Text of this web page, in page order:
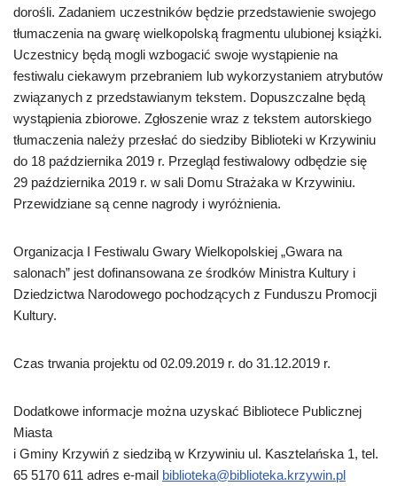
dorośli. Zadaniem uczestników będzie przedstawienie swojego
tłumaczenia na gwarę wielkopolską fragmentu ulubionej książki.
Uczestnicy będą mogli wzbogacić swoje wystąpienie na
festiwalu ciekawym przebraniem lub wykorzystaniem atrybutów
związanych z przedstawianym tekstem. Dopuszczalne będą
wystąpienia zbiorowe. Zgłoszenie wraz z tekstem autorskiego
tłumaczenia należy przesłać do siedziby Biblioteki w Krzywiniu
do 18 października 2019 r. Przegląd festiwalowy odbędzie się
29 października 2019 r. w sali Domu Strażaka w Krzywiniu.
Przewidziane są cenne nagrody i wyróżnienia.
Organizacja I Festiwalu Gwary Wielkopolskiej „Gwara na
salonach” jest dofinansowana ze środków Ministra Kultury i
Dziedzictwa Narodowego pochodzących z Funduszu Promocji
Kultury.
Czas trwania projektu od 02.09.2019 r. do 31.12.2019 r.
Dodatkowe informacje można uzyskać Bibliotece Publicznej
Miasta
i Gminy Krzywiń z siedzibą w Krzywiniu ul. Kasztelańska 1, tel.
65 5170 611 adres e-mail biblioteka@biblioteka.krzywin.pl